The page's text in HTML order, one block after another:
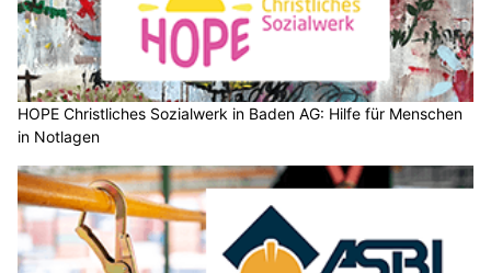
HOPE Christliches Sozialwerk in Baden AG: Hilfe für Menschen
in Notlagen